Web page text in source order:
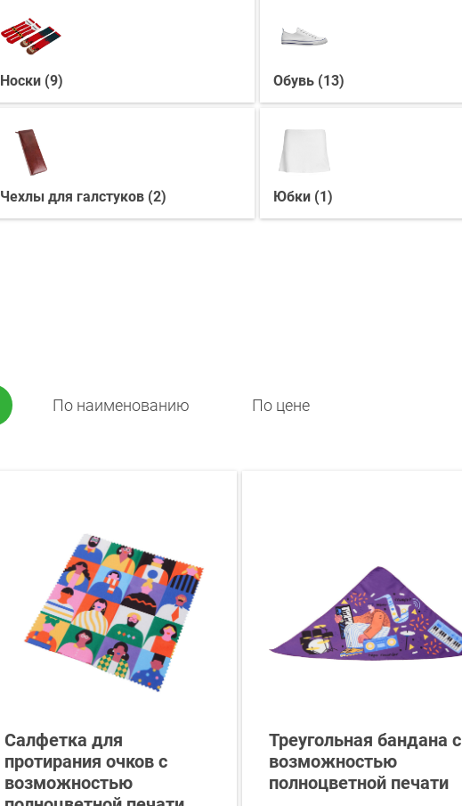
Носки (9) Обувь (13)
Чехлы для галстуков (2) Юбки (1)
По наименованию По цене
Салфетка для
протирания очков с
возможностью
Треугольная бандана с
возможностью
полноцветной печати